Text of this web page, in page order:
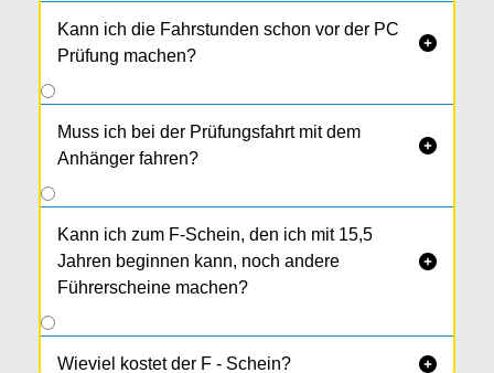
Kann ich die Fahrstunden schon vor der PC
Prüfung machen?

Muss ich bei der Prüfungsfahrt mit dem
Anhänger fahren?

Kann ich zum F-Schein, den ich mit 15,5
Jahren beginnen kann, noch andere
Führerscheine machen?

Wieviel kostet der F - Schein? 